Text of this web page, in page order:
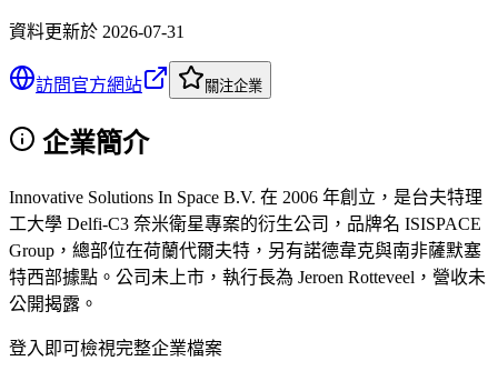
資料更新於 2026-07-31
訪問官方網站 關注企業
企業簡介
Innovative Solutions In Space B.V. 在 2006 年創立，是台夫特理
工大學 Delfi-C3 奈米衛星專案的衍生公司，品牌名 ISISPACE
Group，總部位在荷蘭代爾夫特，另有諾德韋克與南非薩默塞
特西部據點。公司未上市，執行長為 Jeroen Rotteveel，營收未
公開揭露。
登入即可檢視完整企業檔案